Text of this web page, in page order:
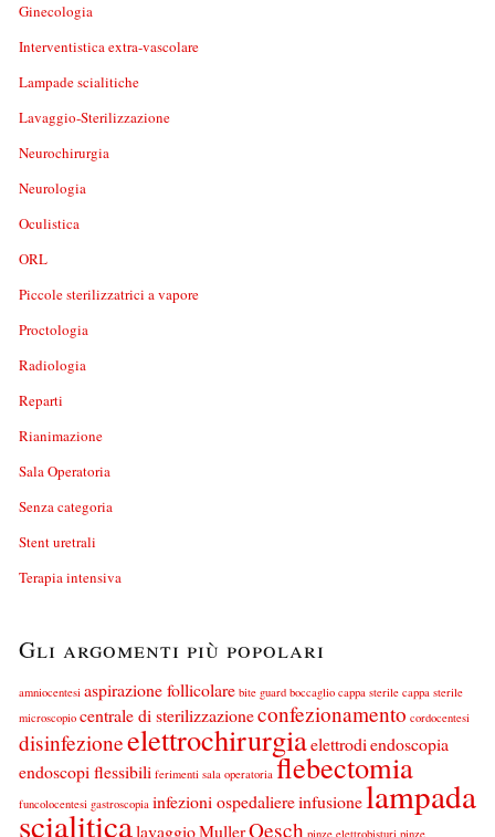
Ginecologia
Interventistica extra-vascolare
Lampade scialitiche
Lavaggio-Sterilizzazione
Neurochirurgia
Neurologia
Oculistica
ORL
Piccole sterilizzatrici a vapore
Proctologia
Radiologia
Reparti
Rianimazione
Sala Operatoria
Senza categoria
Stent uretrali
Terapia intensiva
Gli argomenti più popolari
amniocentesi aspirazione follicolare bite guard boccaglio cappa sterile cappa sterile
microscopio centrale di sterilizzazioneconfezionamento cordocentesi
disinfezioneelettrochirurgiaelettrodiendoscopia
endoscopi flessibili ferimenti sala operatoria flebectomia
funcolocentesi gastroscopia infezioni ospedaliereinfusionelampada
scialiticalavaggioMullerOesch pinze elettrobisturi pinze